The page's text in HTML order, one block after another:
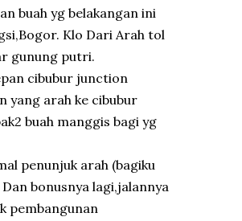
buah yg belakangan ini
Klo Dari Arah tol
gunung putri.
cibubur junction
yang arah ke cibubur
buah manggis bagi yg
penunjuk arah (bagiku
bonusnya lagi,jalannya
pembangunan